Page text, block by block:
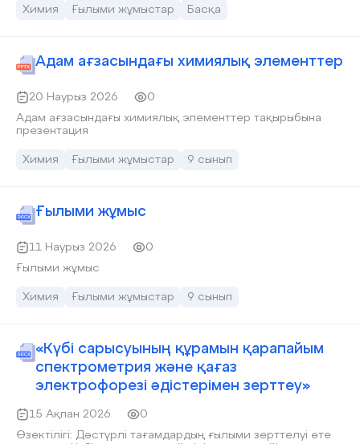
салыстырылып, олардың температура мен
жəне əлсіз электролиттердің өткізгіштік қабілеттерінде
айқын айырмашылықтар байқалады. Температура артқан
жоғарылайтыны анықталды.
Химия Ғылыми жұмыстар Басқа
Адам ағзасындағы химиялық элементтер
20 Наурыз 2026
0
Адам ағзасындағы химиялық элементтер тақырыбына
презентация
Химия Ғылыми жұмыстар 9 сынып
Ғылыми жұмыс
11 Наурыз 2026
0
Ғылыми жұмыс
Химия Ғылыми жұмыстар 9 сынып
«Күбі сарысуының құрамын қарапайым
спектрометрия және қағаз
электрофорезі әдістерімен зерттеу»
15 Ақпан 2026
0
Өзектілігі: Дәстүрлі тағамдардың ғылыми зерттелуі өте